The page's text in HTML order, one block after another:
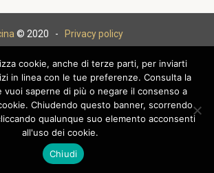
© 2020 - Privacy policy
cookie, anche di terze parti, per inviarti
in linea con le tue preferenze. Consulta la
saperne di più o negare il consenso a
Chiudendo questo banner, scorrendo
qualunque suo elemento acconsenti
all'uso dei cookie.
Chiudi